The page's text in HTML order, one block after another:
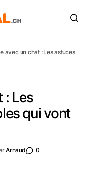
avec un chat : Les astuces
: Les
qui vont
Arnaud 0